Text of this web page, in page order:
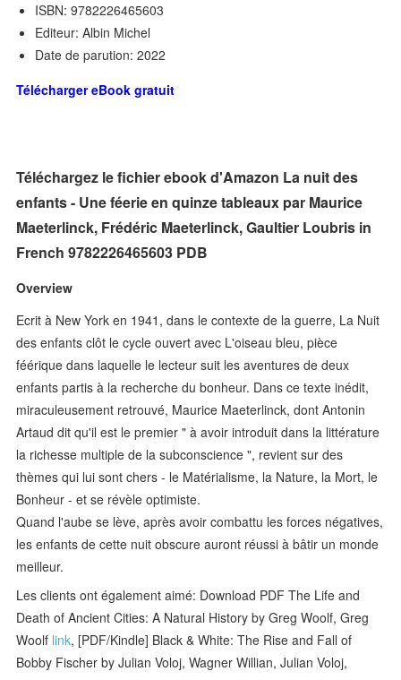
ISBN: 9782226465603
Editeur: Albin Michel
Date de parution: 2022
Télécharger eBook gratuit
Téléchargez le fichier ebook d'Amazon La nuit des
enfants - Une féerie en quinze tableaux par Maurice
Maeterlinck, Frédéric Maeterlinck, Gaultier Loubris in
French 9782226465603 PDB
Overview
Ecrit à New York en 1941, dans le contexte de la guerre, La Nuit
des enfants clôt le cycle ouvert avec L'oiseau bleu, pièce
féérique dans laquelle le lecteur suit les aventures de deux
enfants partis à la recherche du bonheur. Dans ce texte inédit,
miraculeusement retrouvé, Maurice Maeterlinck, dont Antonin
Artaud dit qu'il est le premier " à avoir introduit dans la littérature
la richesse multiple de la subconscience ", revient sur des
thèmes qui lui sont chers - le Matérialisme, la Nature, la Mort, le
Bonheur - et se révèle optimiste.
Quand l'aube se lève, après avoir combattu les forces négatives,
les enfants de cette nuit obscure auront réussi à bâtir un monde
meilleur.
Les clients ont également aimé: Download PDF The Life and
Death of Ancient Cities: A Natural History by Greg Woolf, Greg
Woolf link, [PDF/Kindle] Black & White: The Rise and Fall of
Bobby Fischer by Julian Voloj, Wagner Willian, Julian Voloj,